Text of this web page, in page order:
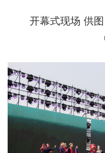
开幕式现场 供图